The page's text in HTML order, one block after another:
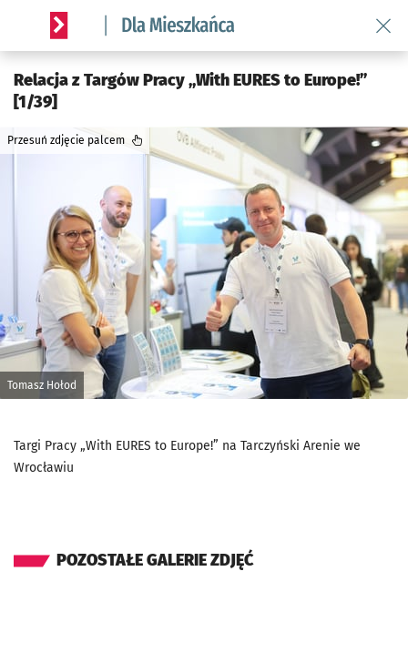
Serwis informacyjny wroclaw.pl podserwis: Dla mieszkańca
Relacja z Targów Pracy „With EURES to Europe!”
[1/39]
Tomasz Hołod
Przesuń zdjęcie palcem
Targi Pracy „With EURES to Europe!” na Tarczyński Arenie we
Wrocławiu
POZOSTAŁE GALERIE ZDJĘĆ